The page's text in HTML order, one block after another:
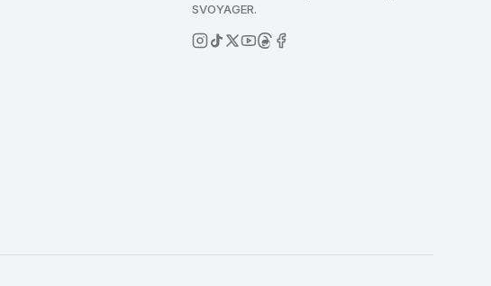
SVOYAGER.